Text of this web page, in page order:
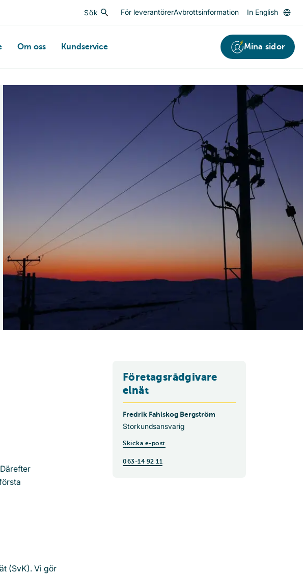
SökSök För leverantörerAvbrottsinformation In English
Om oss Kundservice Mina sidor
(SvK). Vi gör
Företagsrådgivare
elnät
Fredrik Fahlskog Bergström
Storkundsansvarig
Skicka e-post
063-14 92 11